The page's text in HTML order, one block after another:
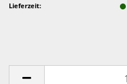
Lieferzeit: